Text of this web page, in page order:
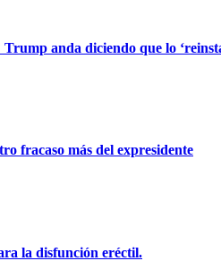
anda diciendo que lo
fracaso más del expresidente
la disfunción eréctil.